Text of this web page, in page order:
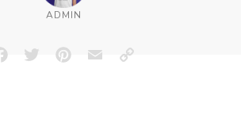
ADMIN
FacebookTwitterPinterestEmailCopy